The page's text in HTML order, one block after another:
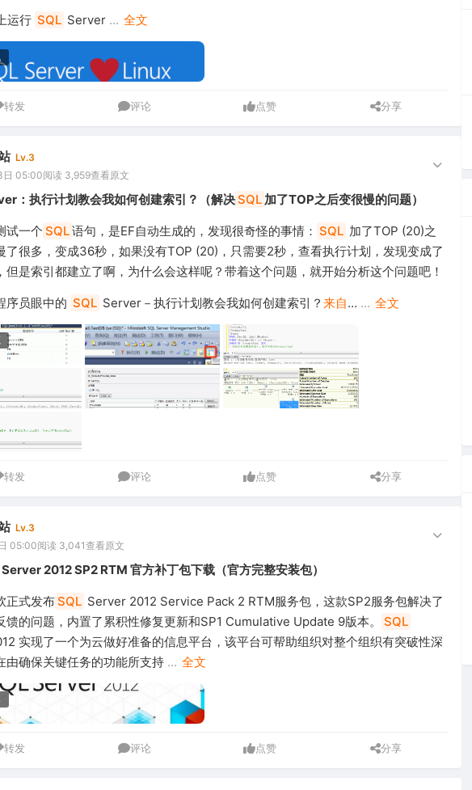
运行 SQL Server ... 全文
转发 评论 点赞 分享
Lv.3
日 05:00阅读 3,959查看原文
：执行计划教会我如何创建索引？（解决SQL 加了TOP之后变很慢的问题）
试一个 SQL语句，是EF自动生成的，发现很奇怪的事情： SQL 加了TOP (20)之
了很多，变成36秒，如果没有TOP (20)，只需要2秒，查看执行计划，发现变成了
但是索引都建立了啊，为什么会这样呢？带着这个问题，就开始分析这个问题吧！
序员眼中的 SQL Server－执行计划教会我如何创建索引？ 来自… ... 全文
转发 评论 点赞 分享
Lv.3
05:00阅读 3,041查看原文
Server 2012 SP2 RTM 官方补丁包下载（官方完整安装包）
正式发布SQL Server 2012 Service Pack 2 RTM服务包，这款SP2服务包解决了
馈的问题，内置了累积性修复更新和SP1 Cumulative Update 9版本。
SQL
实现了一个为云做好准备的信息平台，该平台可帮助组织对整个组织有突破性深
由确保关键任务的功能所支持 ... 全文
转发 评论 点赞 分享